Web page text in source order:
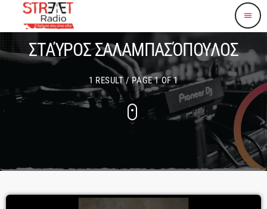
menu
ΣΤΑΎΡΟΣ ΣΑΛΑΜΠΑΣΌΠΟΥΛΟΣ
1 RESULT / PAGE 1 OF 1